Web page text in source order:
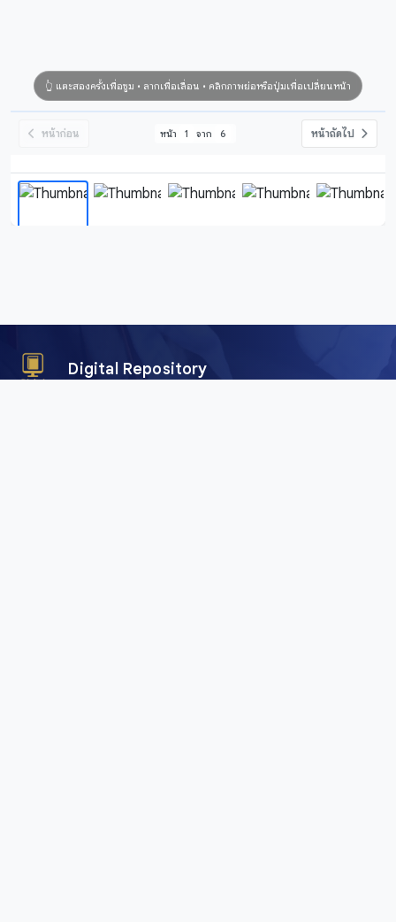
หน้าก่อน หน้า 1 จาก 6 หน้าถัดไป
Digital Repository